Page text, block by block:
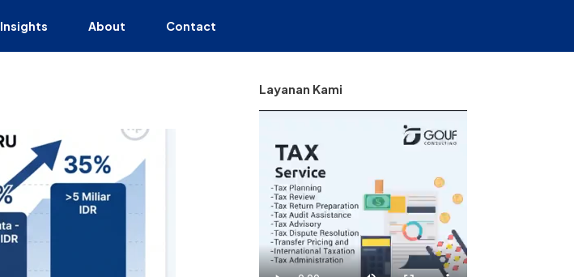
Insights About Contact
Layanan Kami